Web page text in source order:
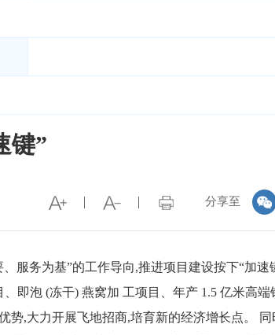
键”
分享至
服务为基”的工作导向,推进项目建设按下“加速
即泡 (冻干) 燕窝加 工项目、年产 1.5 亿米高端
,大力开展飞地招商,培育新的经济增长点。 同